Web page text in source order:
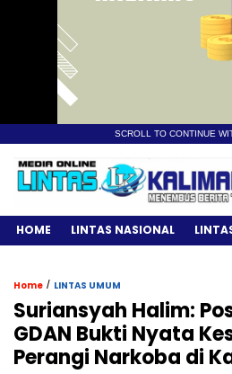
SCROLL TO CONTINUE
HOME LINTAS NASIONAL
Home / LINTAS UMUM
Suriansyah Halim:
GDAN Bukti Nyata
Perangi Narkoba di